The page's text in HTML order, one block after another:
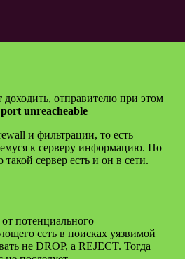
отправителю при этом
port unreacheable
и фильтрации, то есть
к серверу информацию. По
сервер есть и он в сети.
потенциального
сеть в поисках уязвимой
не DROP, а REJECT. Тогда